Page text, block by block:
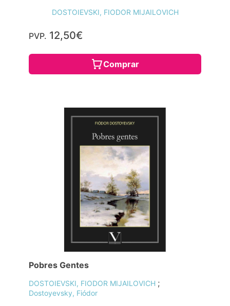
DOSTOIEVSKI, FIODOR MIJAILOVICH
PVP. 12,50€
Comprar
Pobres Gentes
DOSTOIEVSKI, FIODOR MIJAILOVICH ;
Dostoyevsky, Fiódor